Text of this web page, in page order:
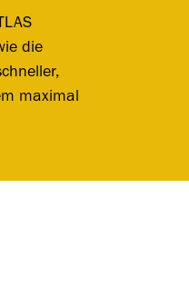
die
maximal